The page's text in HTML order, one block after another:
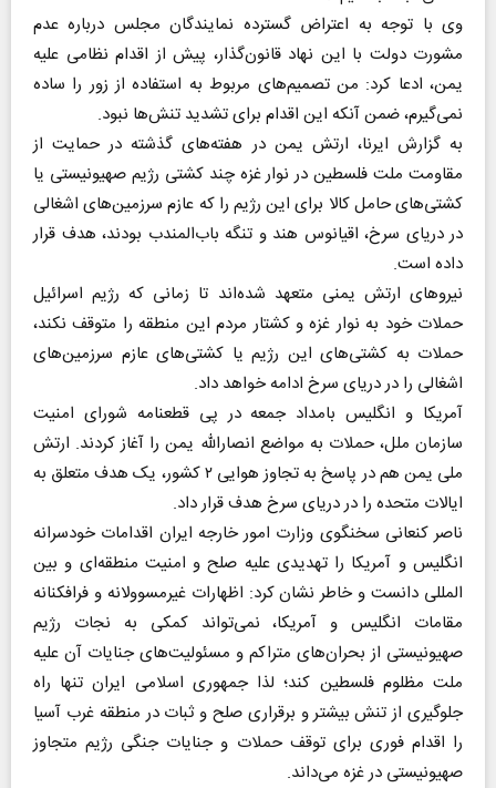
وی با توجه به اعتراض گسترده نمایندگان مجلس درباره عدم
مشورت دولت با این نهاد قانون‌گذار، پیش از اقدام نظامی علیه
یمن، ادعا کرد: من تصمیم‌های مربوط به استفاده از زور را ساده
نمی‌گیرم، ضمن آنکه این اقدام برای تشدید تنش‌ها نبود.
به گزارش ایرنا، ارتش یمن در هفته‌های گذشته در حمایت از
مقاومت ملت فلسطین در نوار غزه چند کشتی رژیم صهیونیستی یا
کشتی‌های حامل کالا برای این رژیم را که عازم سرزمین‌های اشغالی
در دریای سرخ، اقیانوس هند و تنگه باب‌المندب بودند، هدف قرار
داده است.
نیرو‌های ارتش یمنی متعهد شده‌اند تا زمانی که رژیم اسرائیل
حملات خود به نوار غزه و کشتار مردم این منطقه را متوقف نکند،
حملات به کشتی‌های این رژیم یا کشتی‌های عازم سرزمین‌های
اشغالی را در دریای سرخ ادامه خواهد داد.
آمریکا و انگلیس بامداد جمعه در پی قطعنامه شورای امنیت
سازمان ملل، حملات به مواضع انصارالله یمن را آغاز کردند. ارتش
ملی یمن هم در پاسخ به تجاوز هوایی ۲ کشور، یک هدف متعلق به
ایالات متحده را در دریای سرخ هدف قرار داد.
ناصر کنعانی سخنگوی وزارت امور خارجه ایران اقدامات خودسرانه
انگلیس و آمریکا را تهدیدی علیه صلح و امنیت منطقه‌ای و بین
المللی دانست و خاطر نشان کرد: اظهارات غیرمسوولانه و فرافکنانه
مقامات انگلیس و آمریکا، نمی‌تواند کمکی به نجات رژیم
صهیونیستی از بحران‌های متراکم و مسئولیت‌های جنایات آن علیه
ملت مظلوم فلسطین کند؛ لذا جمهوری اسلامی ایران تنها راه
جلوگیری از تنش بیشتر و برقراری صلح و ثبات در منطقه غرب آسیا
را اقدام فوری برای توقف حملات و جنایات جنگی رژیم متجاوز
صهیونیستی در غزه می‌داند.